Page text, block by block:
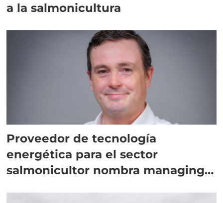
a la salmonicultura
Proveedor de tecnología
energética para el sector
salmonicultor nombra managing